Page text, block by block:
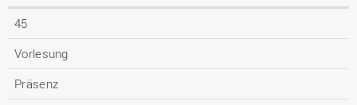
45
Vorlesung
Präsenz